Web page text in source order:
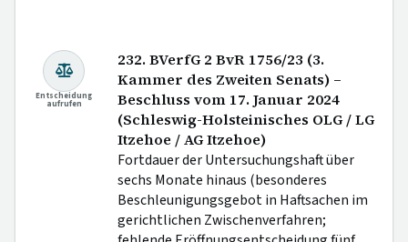
Entscheidung
aufrufen
232. BVerfG 2 BvR 1756/23 (3.
Kammer des Zweiten Senats) –
Beschluss vom 17. Januar 2024
(Schleswig-Holsteinisches OLG / LG
Itzehoe / AG Itzehoe)
Fortdauer der Untersuchungshaft über
sechs Monate hinaus (besonderes
Beschleunigungsgebot in Haftsachen im
gerichtlichen Zwischenverfahren;